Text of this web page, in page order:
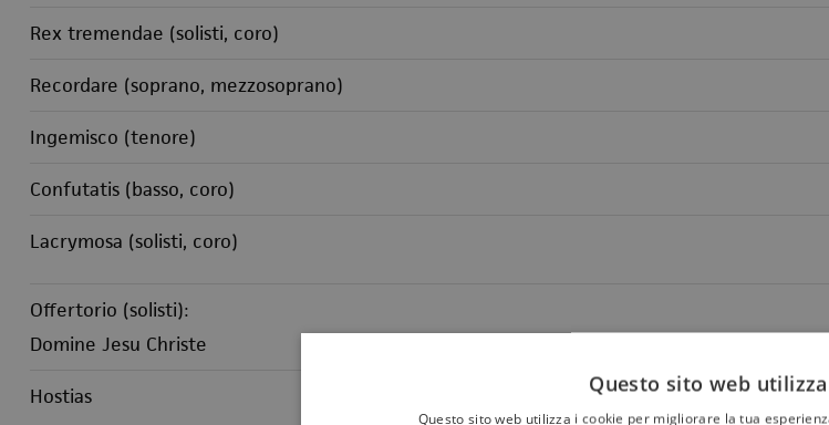
Rex tremendae (solisti, coro)
Recordare (soprano, mezzosoprano)
Ingemisco (tenore)
Confutatis (basso, coro)
Lacrymosa (solisti, coro)
Offertorio (solisti):
Domine Jesu Christe
Hostias Questo sito web
Questo sito web utilizza i cookie per migliorare la tua